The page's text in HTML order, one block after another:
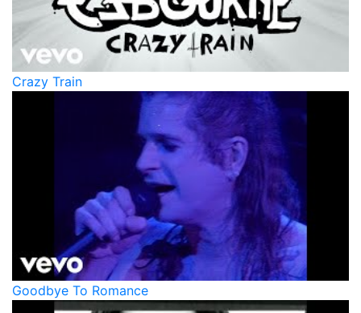
Crazy Train
Goodbye To Romance